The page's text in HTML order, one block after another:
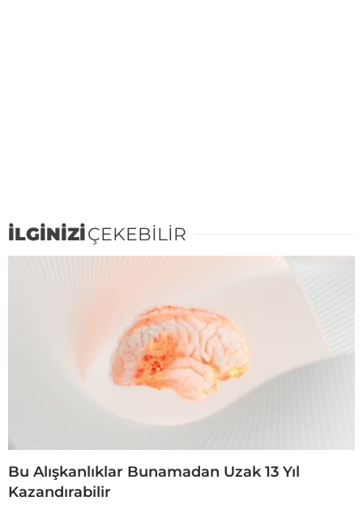
İLGİNİZİÇEKEBİLİR
Bu Alışkanlıklar Bunamadan Uzak 13 Yıl
Kazandırabilir